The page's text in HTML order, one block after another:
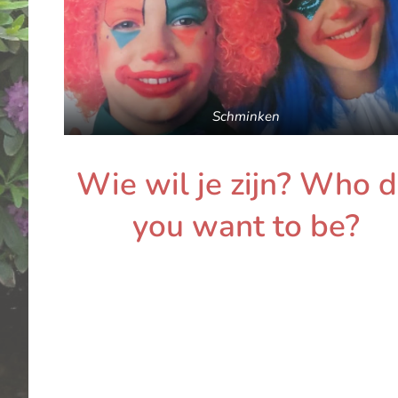
Schminken
Wie wil je zijn? Who
you want to be?